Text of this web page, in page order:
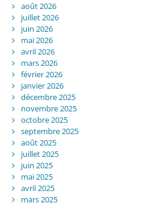
août 2026
juillet 2026
juin 2026
mai 2026
avril 2026
mars 2026
février 2026
janvier 2026
décembre 2025
novembre 2025
octobre 2025
septembre 2025
août 2025
juillet 2025
juin 2025
mai 2025
avril 2025
mars 2025